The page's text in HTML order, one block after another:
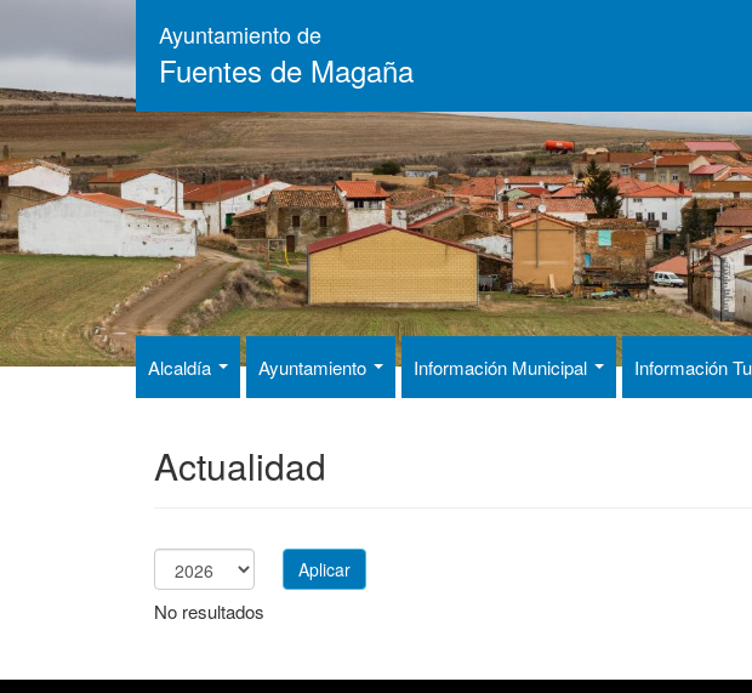
contenido
principal
Ayuntamiento de
Fuentes de Magaña
Alcaldía Ayuntamiento Información Municipal Información
Actualidad
Año
Aplicar
No resultados